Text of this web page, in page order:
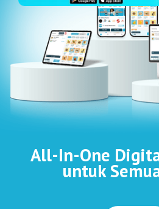
All-In-One
untuk